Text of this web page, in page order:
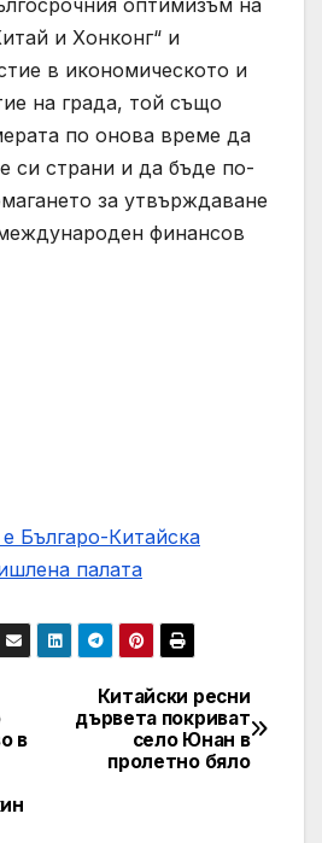
оптимизъм на
и Хонконг“ и
в икономическото и
на града, той също
по онова време да
си страни и да бъде по-
за утвърждаване
финансов
Българо-Китайска
палaта
Китайски ресни
дървета покриват
село Юнан в
пролетно бяло
в